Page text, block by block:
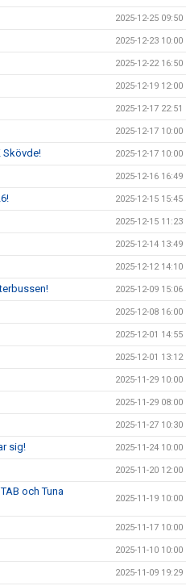
2025-12-25 09:50
2025-12-23 10:00
2025-12-22 16:50
2025-12-19 12:00
2025-12-17 22:51
2025-12-17 10:00
Skövde! 2025-12-17 10:00
2025-12-16 16:49
2025-12-15 15:45
2025-12-15 11:23
2025-12-14 13:49
2025-12-12 14:10
2025-12-09 15:06
2025-12-08 16:00
2025-12-01 14:55
2025-12-01 13:12
2025-11-29 10:00
2025-11-29 08:00
2025-11-27 10:30
sig! 2025-11-24 10:00
2025-11-20 12:00
och Tuna
2025-11-19 10:00
2025-11-17 10:00
2025-11-10 10:00
2025-11-09 19:29